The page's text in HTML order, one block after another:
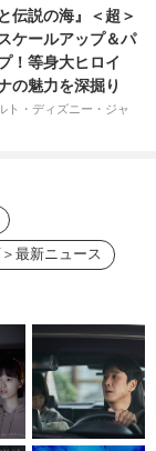
伝説の海』＜超＞
ケールアップ＆パ
！等身大ヒロイ
の魅力を深掘り
ト・ディズニー・ジャ
＞最新ニュース